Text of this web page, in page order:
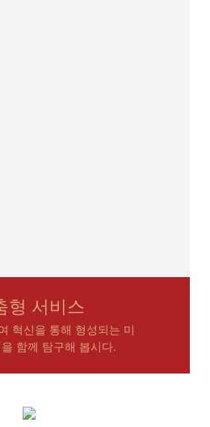
형 서비스
혁신을 통해 형성되는 미
함께 탐구해 봅시다.